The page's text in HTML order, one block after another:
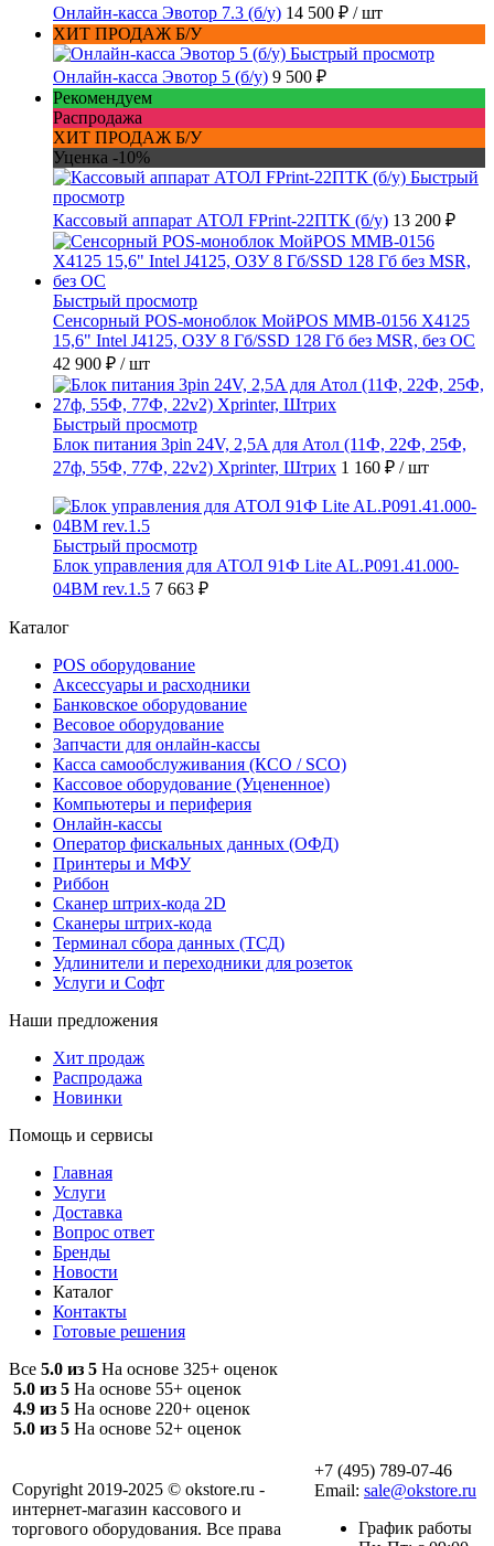
Онлайн-касса Эвотор 7.3 (б/у) 14 500 ₽ / шт
ХИТ ПРОДАЖ Б/У
Быстрый просмотр
Онлайн-касса Эвотор 5 (б/у) 9 500 ₽
Рекомендуем
Распродажа
ХИТ ПРОДАЖ Б/У
Уценка -10%
Быстрый
просмотр
Кассовый аппарат АТОЛ FPrint-22ПТК (б/у) 13 200 ₽
Быстрый просмотр
Сенсорный POS-моноблок МойPOS MMB-0156 X4125
15,6" Intel J4125, ОЗУ 8 Гб/SSD 128 Гб без MSR, без ОС
42 900 ₽ / шт
Быстрый просмотр
Блок питания 3pin 24V, 2,5A для Атол (11Ф, 22Ф, 25Ф,
27ф, 55Ф, 77Ф, 22v2) Xprinter, Штрих 1 160 ₽ / шт
Быстрый просмотр
Блок управления для АТОЛ 91Ф Lite AL.P091.41.000-
04BM rev.1.5 7 663 ₽
Каталог
POS оборудование
Аксессуары и расходники
Банковское оборудование
Весовое оборудование
Запчасти для онлайн-кассы
Касса самообслуживания (КСО / SCO)
Кассовое оборудование (Уцененное)
Компьютеры и периферия
Онлайн-кассы
Оператор фискальных данных (ОФД)
Принтеры и МФУ
Риббон
Сканер штрих-кода 2D
Сканеры штрих-кода
Терминал сбора данных (ТСД)
Удлинители и переходники для розеток
Услуги и Софт
Наши предложения
Хит продаж
Распродажа
Новинки
Помощь и сервисы
Главная
Услуги
Доставка
Вопрос ответ
Бренды
Новости
Каталог
Контакты
Готовые решения
Все 5.0 из 5 На основе 325+ оценок
5.0 из 5 На основе 55+ оценок
4.9 из 5 На основе 220+ оценок
5.0 из 5 На основе 52+ оценок
Copyright 2019-2025 © okstore.ru -
интернет-магазин кассового и
торгового оборудования. Все права
+7 (495) 789-07-46
Email: sale@okstore.ru
График работы